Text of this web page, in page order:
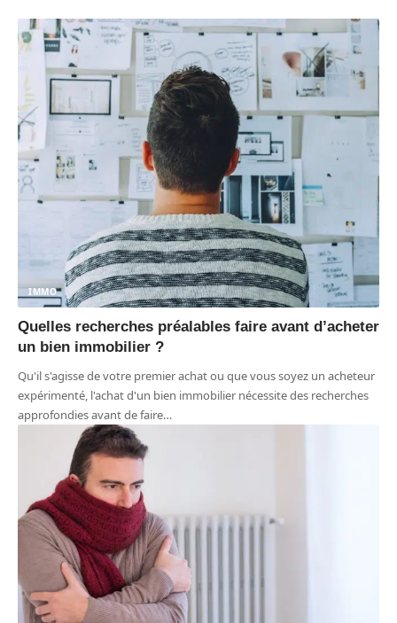
IMMO
Quelles recherches préalables faire avant d’acheter
un bien immobilier ?
Qu'il s'agisse de votre premier achat ou que vous soyez un acheteur
expérimenté, l'achat d'un bien immobilier nécessite des recherches
approfondies avant de faire…